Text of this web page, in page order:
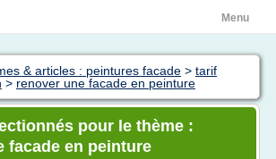
Menu
& articles : peintures facade > tarif
> renover une facade en peinture
pour le thème :
facade en peinture